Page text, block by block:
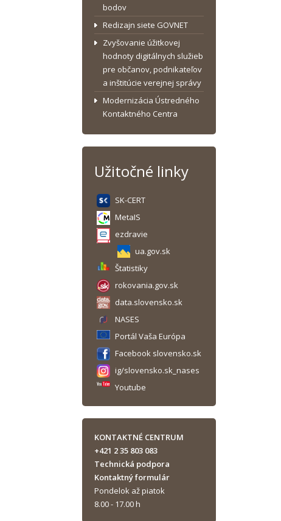
bodov
Redizajn siete GOVNET
Zvyšovanie úžitkovej
hodnoty digitálnych služieb
pre občanov, podnikateľov
a inštitúcie verejnej správy
Modernizácia Ústredného
Kontaktného Centra
Užitočné linky
SK-CERT
MetaIS
ezdravie
ua.gov.sk
Štatistiky
rokovania.gov.sk
data.slovensko.sk
NASES
Portál Vaša Európa
Facebook slovensko.sk
ig/slovensko.sk_nases
Youtube
KONTAKTNÉ CENTRUM
+421 2 35 803 083
Technická podpora
Kontaktný formulár
Pondelok až piatok
8.00 - 17.00 h